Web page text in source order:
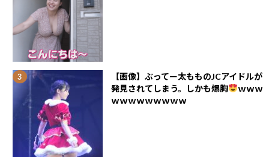
【画像】ぶってー太もものJCアイドルが
発見されてしまう。しかも爆胸
ｗｗｗ
ｗｗｗｗｗｗｗｗｗ